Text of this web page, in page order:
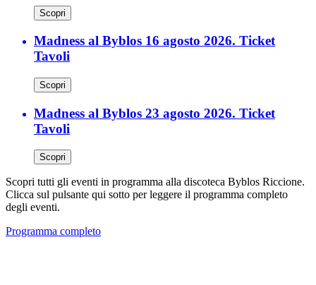
Scopri
Madness al Byblos 16 agosto 2026. Ticket
Tavoli
Scopri
Madness al Byblos 23 agosto 2026. Ticket
Tavoli
Scopri
Scopri tutti gli eventi in programma alla discoteca Byblos Riccione.
Clicca sul pulsante qui sotto per leggere il programma completo
degli eventi.
Programma completo